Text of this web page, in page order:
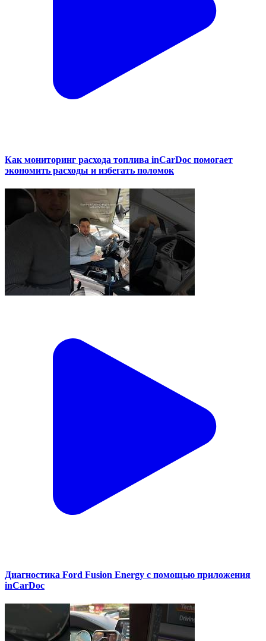
Как мониторинг расхода топлива inCarDoc помогает
экономить расходы и избегать поломок
Диагностика Ford Fusion Energy с помощью приложения
inCarDoc